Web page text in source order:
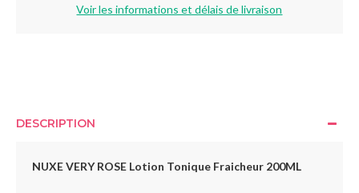
Voir les informations et délais de livraison
DESCRIPTION
NUXE VERY ROSE Lotion Tonique Fraicheur 200ML